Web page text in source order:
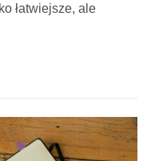
łatwiejsze, ale